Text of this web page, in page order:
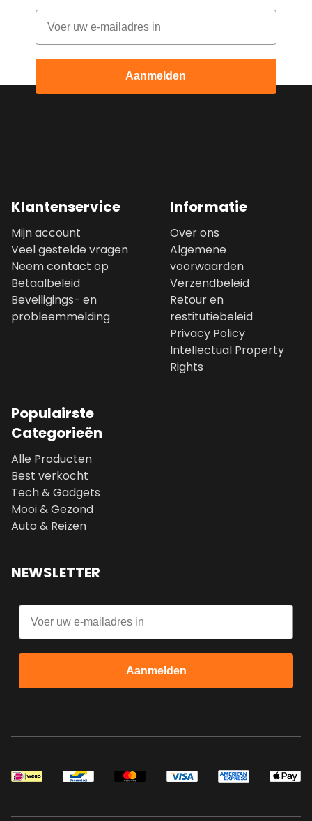
Email
Aanmelden
Klantenservice
Mijn account
Veel gestelde vragen
Neem contact op
Betaalbeleid
Beveiligings- en
probleemmelding
Informatie
Over ons
Algemene
voorwaarden
Verzendbeleid
Retour en
restitutiebeleid
Privacy Policy
Intellectual Property
Rights
Populairste
Categorieën
Alle Producten
Best verkocht
Tech & Gadgets
Mooi & Gezond
Auto & Reizen
NEWSLETTER
Email
Aanmelden